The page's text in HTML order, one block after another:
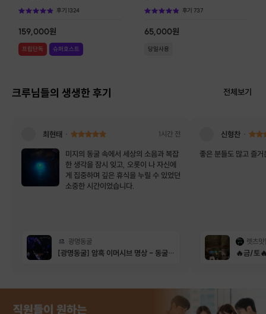
후기1324
159,000원
프립단독 슈퍼호스트
후기 737
65,000원
당일사용
크루님들의 생생한 후기 전체보기
최현태 1시간 전
미지의 동굴 속에서 세상의 소음과 복잡
한 생각을 잠시 잊고, 오롯이 나 자신에
게 집중하며 깊은 휴식을 누릴 수 있었던
소중한 시간이었습니다.
광명동굴
[광명동굴] 암흑 이머시브 명상 - 동굴 암흑 속 비움의 시간
신형찬
좋은 분들도 많고 즐
렛츠밋